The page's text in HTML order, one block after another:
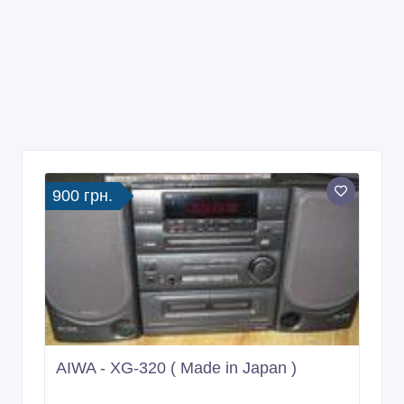
900 грн.
AIWA - XG-320 ( Made in Japan )